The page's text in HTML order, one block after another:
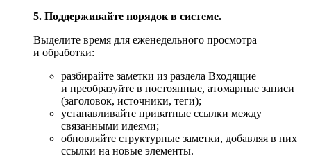
5. Поддерживайте порядок в системе.
Выделите время для еженедельного просмотра
и обработки:
разбирайте заметки из раздела Входящие
и преобразуйте в постоянные, атомарные записи
(заголовок, источники, теги);
устанавливайте приватные ссылки между
связанными идеями;
обновляйте структурные заметки, добавляя в них
ссылки на новые элементы.